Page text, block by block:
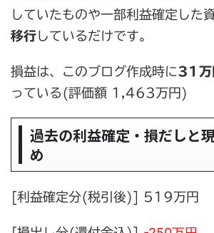
していたものや一部利益確定した
移行しているだけです。
損益は、このブログ作成時に 31万
っている(評価額 1,463万円)
過去の利益確定・損だしと
め
[利益確定分(税引後)] 519万円